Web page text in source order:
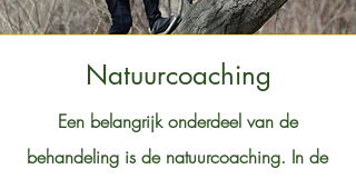
Natuurcoaching
Een belangrijk onderdeel van de
behandeling is de natuurcoaching. In de